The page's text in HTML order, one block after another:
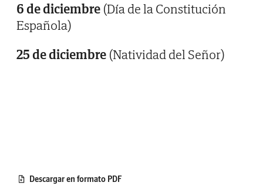
6 de diciembre (Día de la Constitución
Española)
25 de diciembre (Natividad del Señor)
Descargar en formato PDF